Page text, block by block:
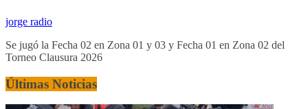
jorge radio
Se jugó la Fecha 02 en Zona 01 y 03 y Fecha 01 en Zona 02 del
Torneo Clausura 2026
Últimas Noticias